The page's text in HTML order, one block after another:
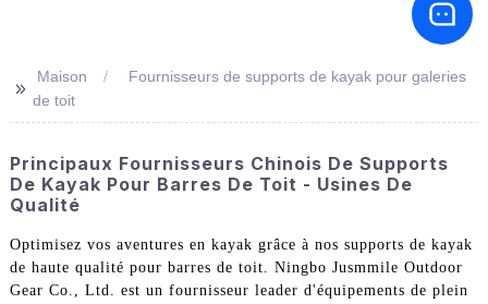
>> Maison
Fournisseurs de supports de kayak pour galeries
de toit
Principaux Fournisseurs Chinois De Supports
De Kayak Pour Barres De Toit - Usines De
Qualité
Optimisez vos aventures en kayak grâce à nos supports de kayak
de haute qualité pour barres de toit. Ningbo Jusmmile Outdoor
Gear Co., Ltd. est un fournisseur leader d'équipements de plein